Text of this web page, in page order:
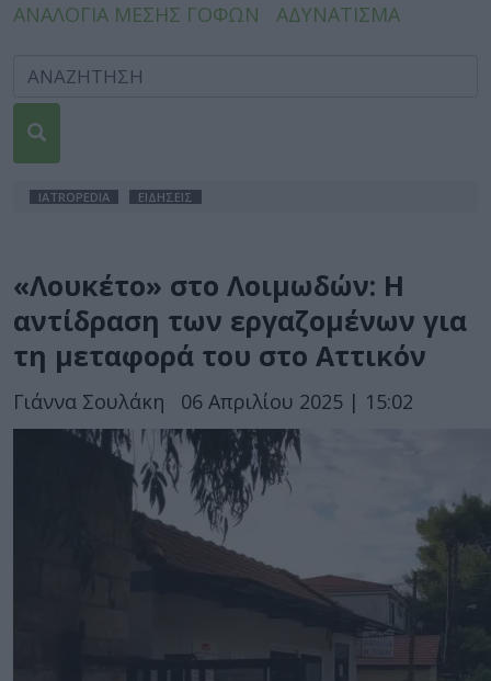
ΑΝΑΛΟΓΙΑ ΜΕΣΗΣ ΓΟΦΩΝ
ΑΔΥΝΑΤΙΣΜΑ
IATROPEDIA ΕΙΔΗΣΕΙΣ
«Λουκέτο» στο Λοιμωδών: Η
αντίδραση των εργαζομένων για
τη μεταφορά του στο Αττικόν
Γιάννα Σουλάκη 06 Απριλίου 2025 | 15:02